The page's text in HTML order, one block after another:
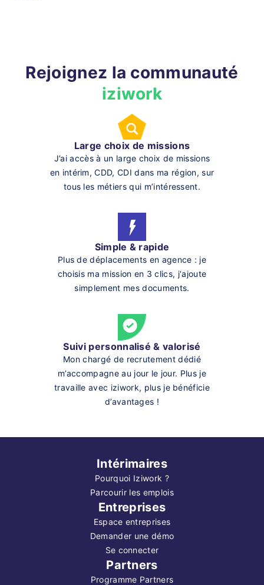
Rejoignez la communauté
iziwork
Large choix de missions
J’ai accès à un large choix de missions
en intérim, CDD, CDI dans ma région, sur
tous les métiers qui m’intéressent.
Simple & rapide
Plus de déplacements en agence : je
choisis ma mission en 3 clics, j'ajoute
simplement mes documents.
Suivi personnalisé & valorisé
Mon chargé de recrutement dédié
m’accompagne au jour le jour. Plus je
travaille avec iziwork, plus je bénéficie
d’avantages !
Intérimaires
Pourquoi Iziwork ?
Parcourir les emplois
Entreprises
Espace entreprises
Demander une démo
Se connecter
Partners
Programme Partners